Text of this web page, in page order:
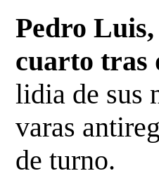
Pedro Luis,
cuarto tras
lidia de sus
varas
de turno.